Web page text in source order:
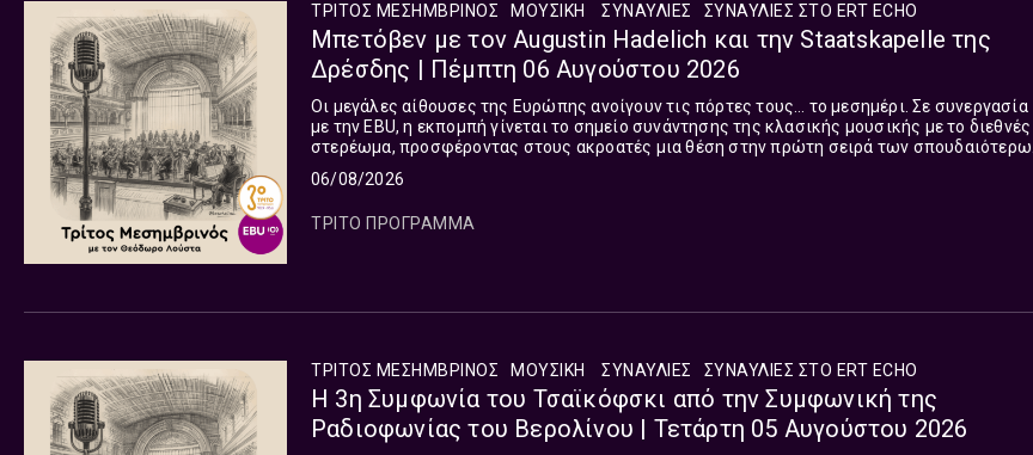
ΤΡΙΤΟΣ ΜΕΣΗΜΒΡΙΝΟΣ ΜΟΥΣΙΚΉ ΣΥΝΑΥΛΊΕΣ ΣΥΝΑΥΛΊΕΣ ΣΤΟ ERT ΕCHO
Μπετόβεν με τον Augustin Ηadelich και την Staatskapelle της
Δρέσδης | Πέμπτη 06 Αυγούστου 2026
Οι μεγάλες αίθουσες της Ευρώπης ανοίγουν τις πόρτες τους… το μεσημέρι. Σε συνεργασία
με την EBU, η εκπομπή γίνεται το σημείο συνάντησης της κλασικής μουσικής με το διεθνές
στερέωμα, προσφέροντας στους ακροατές μια θέση στην πρώτη σειρά των σπουδαιότερων
μεταδίδεται Δευτέρα με Παρασκευή στη μία το μεσημέρι, με δίωρη διάρκεια κάθε Δευτέρα
06/08/2026
ΤΡΙΤΟ ΠΡΟΓΡΑΜΜΑ
ΤΡΙΤΟΣ ΜΕΣΗΜΒΡΙΝΟΣ ΜΟΥΣΙΚΉ ΣΥΝΑΥΛΊΕΣ ΣΥΝΑΥΛΊΕΣ ΣΤΟ ERT ΕCHO
Η 3η Συμφωνία του Τσαϊκόφσκι από την Συμφωνική της
Ραδιοφωνίας του Βερολίνου | Τετάρτη 05 Αυγούστου 2026